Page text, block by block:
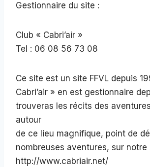
Gestionnaire du site :
Club « Cabri’air »
Tel : 06 08 56 73 08
Ce site est un site FFVL depuis
Cabri’air » en est gestionnaire
trouveras les récits des
autour
de ce lieu magnifique, point de
nombreuses aventures, sur
http://www.cabriair.net/